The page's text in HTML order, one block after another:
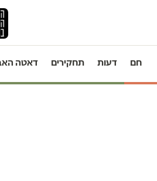
חם דעות תחקירים דאטה